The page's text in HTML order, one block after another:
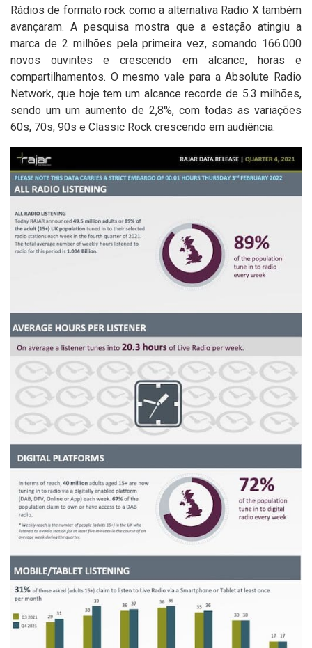
Rádios de formato rock como a alternativa Radio X também
avançaram. A pesquisa mostra que a estação atingiu a
marca de 2 milhões pela primeira vez, somando 166.000
novos ouvintes e crescendo em alcance, horas e
compartilhamentos. O mesmo vale para a Absolute Radio
Network, que hoje tem um alcance recorde de 5.3 milhões,
sendo um um aumento de 2,8%, com todas as variações
60s, 70s, 90s e Classic Rock crescendo em audiência.